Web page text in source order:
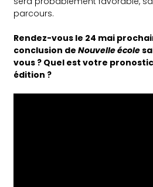
parcours.
Rendez-vous le 24 mai
conclusion deNouvelle école
vous ? Quel est votre
édition ?